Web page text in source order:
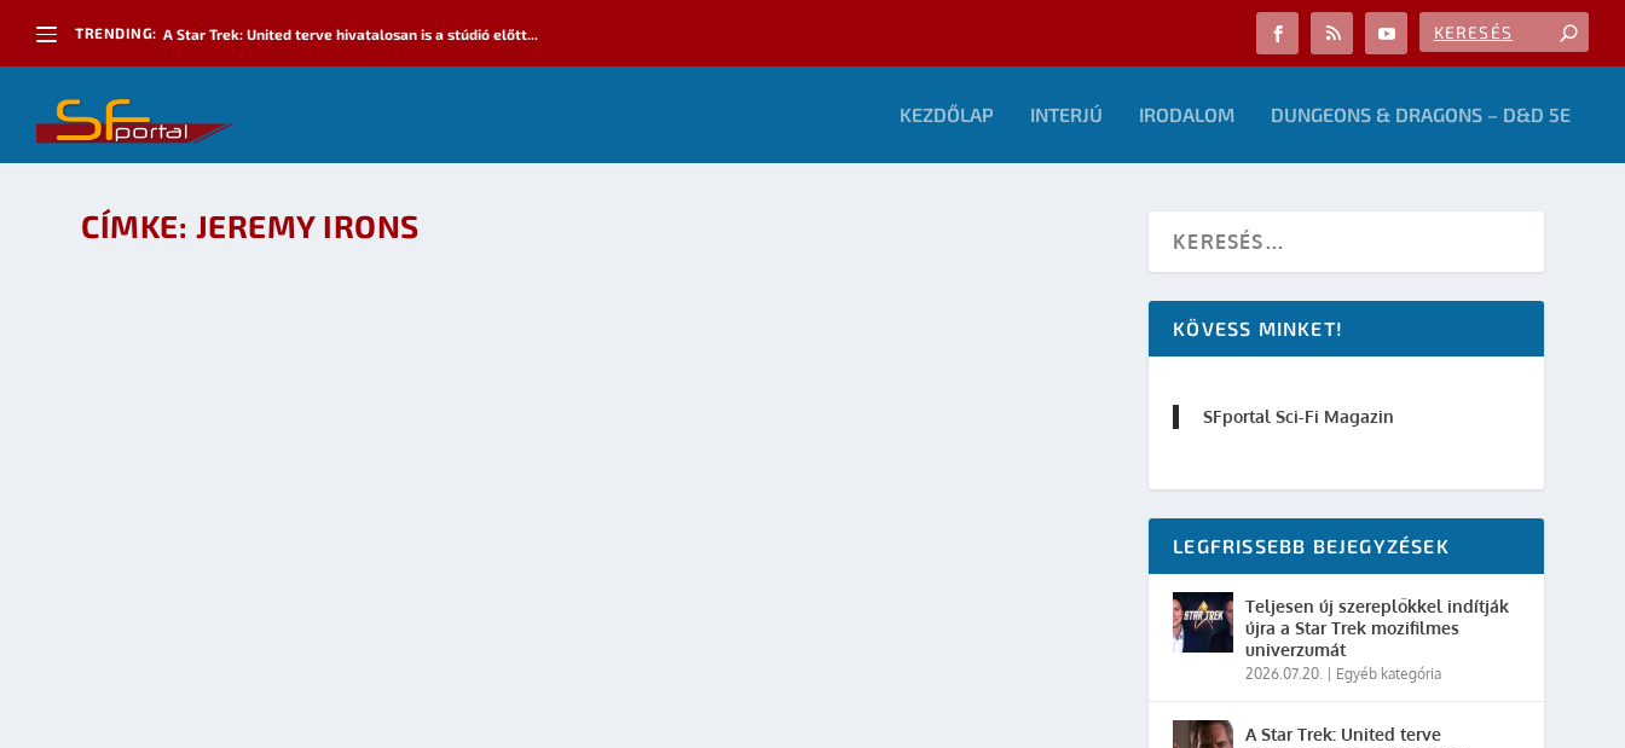
TRENDING: A Star Trek: United terve hivatalosan is a stúdió előtt...
KEZDŐLAP INTERJÚ IRODALOM DUNGEONS & DRAGONS – D&D 5E
CÍMKE: JEREMY IRONS
KÖVESS MINKET!
SFportal Sci-Fi Magazin
LEGFRISSEBB BEJEGYZÉSEK
Teljesen új szereplőkkel indítják
újra a Star Trek mozifilmes
univerzumát
2026.07.20. Egyéb kategória
A Star Trek: United terve